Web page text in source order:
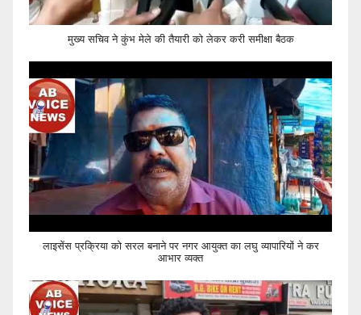
मुख्य सचिव ने कुंभ मेले की तैयारी को लेकर करी समीक्षा बैठक
लाइसेंस प्रक्रिया को सरल बनाने पर नगर आयुक्त का लघु व्यापारियों ने कर
आभार व्यक्त